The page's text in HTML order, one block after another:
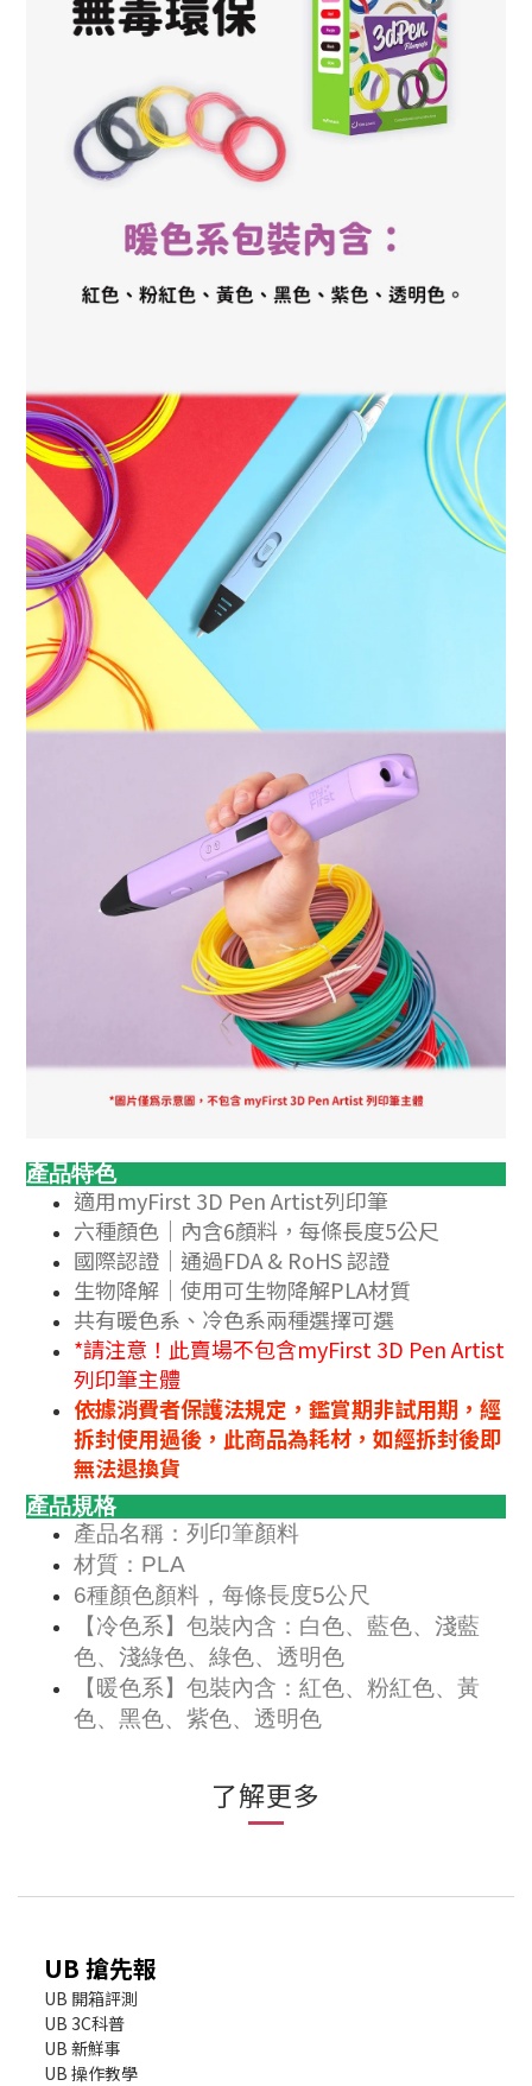
產品特色
適用myFirst 3D Pen Artist列印筆
六種顏色｜內含6顏料，每條長度5公尺
國際認證｜通過FDA & RoHS 認證
生物降解｜使用可生物降解PLA材質
共有暖色系、冷色系兩種選擇可選
*請注意！此賣場不包含myFirst 3D Pen Artist
列印筆主體
依據消費者保護法規定，鑑賞期非試用期，經
拆封使用過後，此商品為耗材，如經拆封後即
無法退換貨
產品規格
產品名稱：列印筆顏料
材質：PLA
6種顏色顏料，每條長度5公尺
【冷色系】包裝內含：白色、藍色、淺藍
色、淺綠色、綠色、透明色
【暖色系】包裝內含：紅色、粉紅色、黃
色、黑色、紫色、透明色
了解更多
UB 搶先報
UB 開箱評測
UB 3C科普
UB 新鮮事
UB 操作教學